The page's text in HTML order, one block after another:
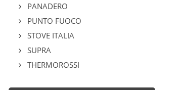
PANADERO
PUNTO FUOCO
STOVE ITALIA
SUPRA
THERMOROSSI